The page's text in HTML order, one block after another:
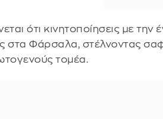
ότι κινητοποίησεις με
στα Φάρσαλα, στέλνοντας
τομέα.